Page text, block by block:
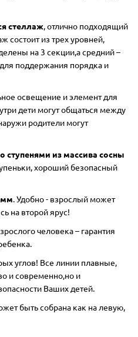
стеллаж, отлично подходящий
состоит из трех уровней,
на 3 секции,а средний –
поддержания порядка и
освещение и элемент для
дети могут общаться между
родители могут
ступенями из массива сосны
хороший безопасный
. Удобно - взрослый может
на второй ярус!
человека – гарантия
углов! Все линии плавные,
и современно,но и
Ваших детей.
быть собрана как на левую,